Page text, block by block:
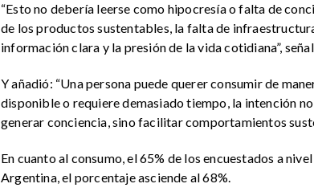
“Esto no debería leerse como hipocresía o falta de
de los productos sustentables, la falta de
información clara y la presión de la vida cotidiana”,
Y añadió: “Una persona puede querer consumir de
disponible o requiere demasiado tiempo, la intención
generar conciencia, sino facilitar comportamientos
En cuanto al consumo, el 65% de los encuestados a
Argentina, el porcentaje asciende al 68%.